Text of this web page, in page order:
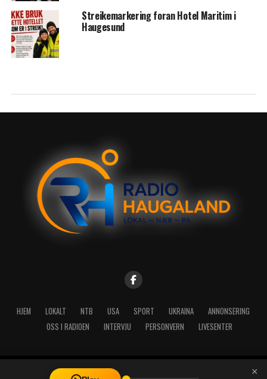
Streikemarkering foran Hotel Maritim i
Haugesund
HJEM LOKALT NTB USA SPORT UKRAINA
ANNONSERING
OSS I RADIOEN
INTERVJU PERSONVERN LIVESENTER
Copyright © 2026 A-Media AS | Radio Haugaland - Haraldsgata 114,
×